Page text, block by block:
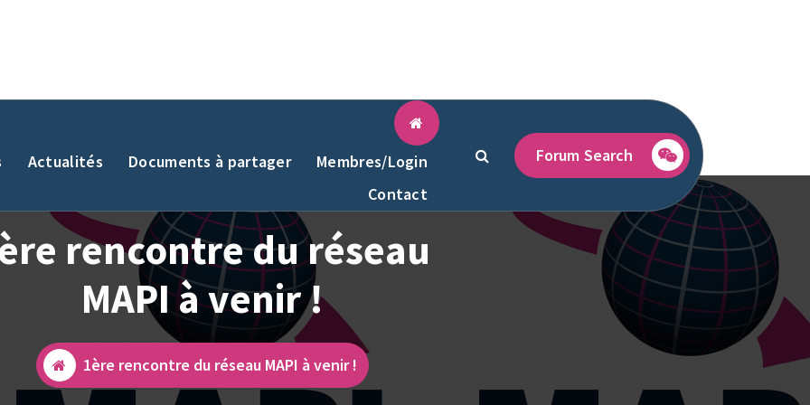
Actualités Documents à partager
Membres/Login
Contact
Forum Search
rencontre du réseau
MAPI à venir !
1ère rencontre du réseau MAPI à venir !